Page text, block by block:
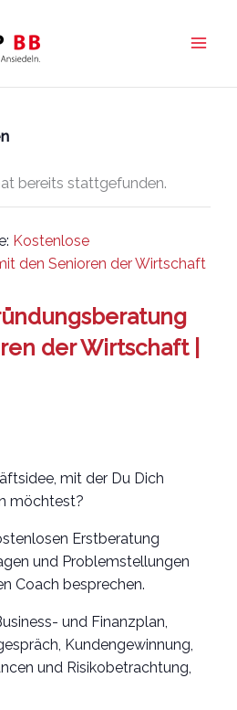
bereits stattgefunden.
Kostenlose
den Senioren der Wirtschaft
der Wirtschaft |
mit der Du Dich
möchtest?
Erstberatung
und Problemstellungen
Coach besprechen.
und Finanzplan,
Kundengewinnung,
und Risikobetrachtung,